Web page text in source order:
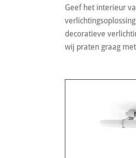
Geef het interieur
decoratieve
wij praten graag